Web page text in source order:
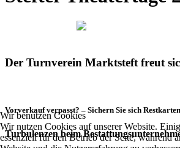
Der Turnverein Marktsteft freut
Vorverkauf verpasst? – Sichern Sie sich Restkarten
Turbulenzen beim
Wir benutzen Cookies
Wir nutzen Cookies auf unserer Website.
essenziell für den Betrieb der Seite, während